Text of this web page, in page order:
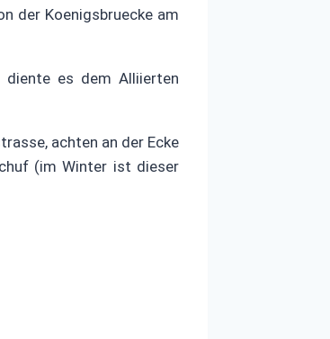
der Koenigsbruecke am
es dem Alliierten
achten an der Ecke
(im Winter ist dieser